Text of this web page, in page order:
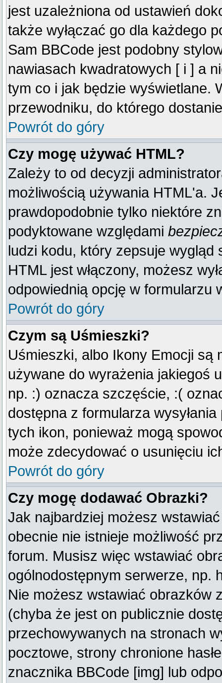
jest uzależniona od ustawień
także wyłączać go dla każdego
Sam BBCode jest podobny
nawiasach kwadratowych [ i ] a
tym co i jak będzie wyświetlane.
przewodniku, do którego
Powrót do góry
Czy mogę używać HTML?
Zależy to od decyzji
możliwością używania HTML'a.
prawdopodobnie tylko niektóre
podyktowane względami
ludzi kodu, który zepsuje wygląd
HTML jest włączony, możesz
odpowiednią opcję w formularzu
Powrót do góry
Czym są Uśmieszki?
Uśmieszki, albo Ikony Emocji są
używane do wyrażenia jakiegoś
np. :) oznacza szczęście, :(
dostępna z formularza
tych ikon, ponieważ mogą
może zdecydować o usunięciu
Powrót do góry
Czy mogę dodawać Obrazki?
Jak najbardziej możesz
obecnie nie istnieje możliwość
forum. Musisz więc wstawiać
ogólnodostępnym serwerze, np.
Nie możesz wstawiać obrazków
(chyba że jest on publicznie
przechowywanych na stronach
pocztowe, strony chronione
znacznika BBCode [img] lub